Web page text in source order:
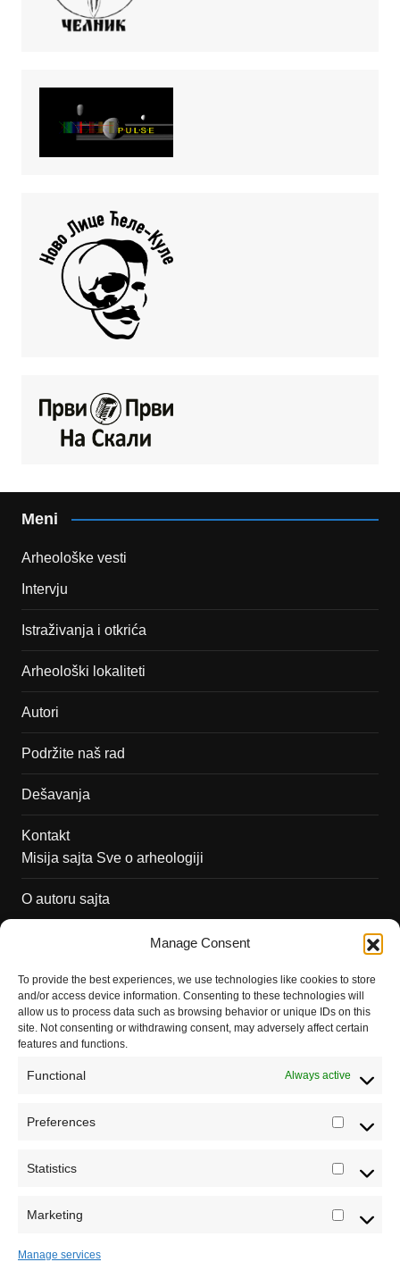
Manage Consent
To provide the best experiences, we use technologies like cookies to store
and/or access device information. Consenting to these technologies will
allow us to process data such as browsing behavior or unique IDs on this
site. Not consenting or withdrawing consent, may adversely affect certain
features and functions.
Functional Always active
Preferences
Statistics
Marketing
Manage services
Meni
Arheološke vesti
Intervju
Istraživanja i otkrića
Arheološki lokaliteti
Autori
Podržite naš rad
Dešavanja
Kontakt
Misija sajta Sve o arheologiji
O autoru sajta
Saradnja